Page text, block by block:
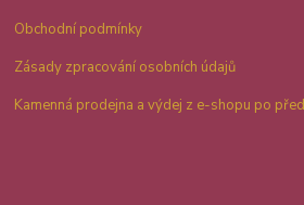
Obchodní podmínky
Zásady zpracování osobních údajů
Kamenná prodejna a výdej z e-shopu po